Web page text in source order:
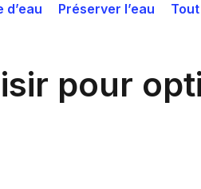
Préserver l’eau
pour